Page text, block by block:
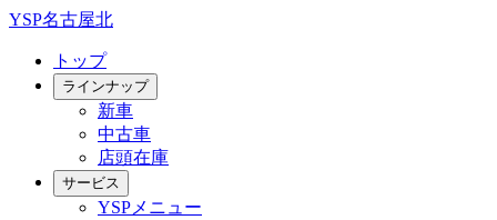
YSP名古屋北
トップ
ラインナップ
新車
中古車
店頭在庫
サービス
YSPメニュー